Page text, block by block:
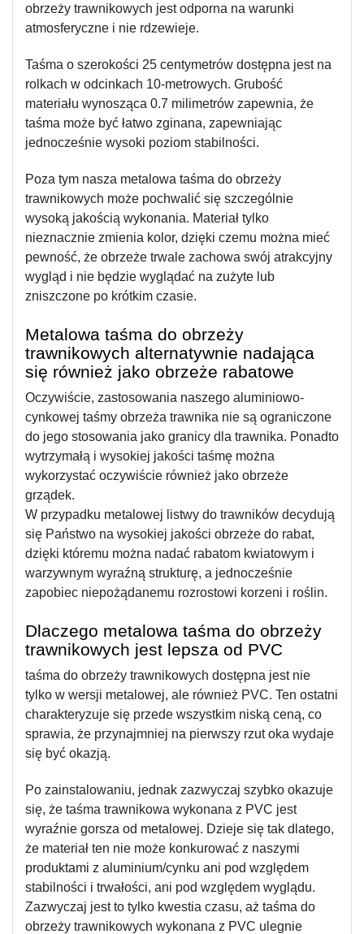
obrzeży trawnikowych jest odporna na warunki
atmosferyczne i nie rdzewieje.
Taśma o szerokości 25 centymetrów dostępna jest na
rolkach w odcinkach 10-metrowych. Grubość
materiału wynosząca 0.7 milimetrów zapewnia, że
taśma może być łatwo zginana, zapewniając
jednocześnie wysoki poziom stabilności.
Poza tym nasza metalowa taśma do obrzeży
trawnikowych może pochwalić się szczególnie
wysoką jakością wykonania. Materiał tylko
nieznacznie zmienia kolor, dzięki czemu można mieć
pewność, że obrzeże trwale zachowa swój atrakcyjny
wygląd i nie będzie wyglądać na zużyte lub
zniszczone po krótkim czasie.
Metalowa taśma do obrzeży
trawnikowych alternatywnie nadająca
się również jako obrzeże rabatowe
Oczywiście, zastosowania naszego aluminiowo-
cynkowej taśmy obrzeża trawnika nie są ograniczone
do jego stosowania jako granicy dla trawnika. Ponadto
wytrzymałą i wysokiej jakości taśmę można
wykorzystać oczywiście również jako obrzeże
grządek.
W przypadku metalowej listwy do trawników decydują
się Państwo na wysokiej jakości obrzeże do rabat,
dzięki któremu można nadać rabatom kwiatowym i
warzywnym wyraźną strukturę, a jednocześnie
zapobiec niepożądanemu rozrostowi korzeni i roślin.
Dlaczego metalowa taśma do obrzeży
trawnikowych jest lepsza od PVC
taśma do obrzeży trawnikowych dostępna jest nie
tylko w wersji metalowej, ale również PVC. Ten ostatni
charakteryzuje się przede wszystkim niską ceną, co
sprawia, że przynajmniej na pierwszy rzut oka wydaje
się być okazją.
Po zainstalowaniu, jednak zazwyczaj szybko okazuje
się, że taśma trawnikowa wykonana z PVC jest
wyraźnie gorsza od metalowej. Dzieje się tak dlatego,
że materiał ten nie może konkurować z naszymi
produktami z aluminium/cynku ani pod względem
stabilności i trwałości, ani pod względem wyglądu.
Zazwyczaj jest to tylko kwestia czasu, aż taśma do
obrzeży trawnikowych wykonana z PVC ulegnie